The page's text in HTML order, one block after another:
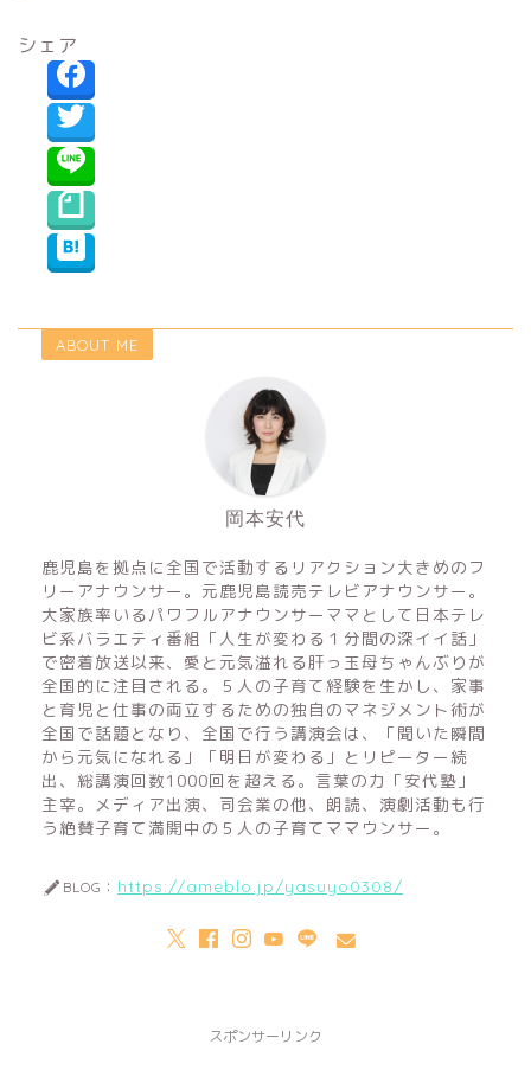
シェア
ABOUT ME
岡本安代
鹿児島を拠点に全国で活動するリアクション大きめのフ
リーアナウンサー。元鹿児島読売テレビアナウンサー。
大家族率いるパワフルアナウンサーママとして日本テレ
ビ系バラエティ番組「人生が変わる１分間の深イイ話」
で密着放送以来、愛と元気溢れる肝っ玉母ちゃんぶりが
全国的に注目される。５人の子育て経験を生かし、家事
と育児と仕事の両立するための独自のマネジメント術が
全国で話題となり、全国で行う講演会は、「聞いた瞬間
から元気になれる」「明日が変わる」とリピーター続
出、総講演回数1000回を超える。言葉の力「安代塾」
主宰。メディア出演、司会業の他、朗読、演劇活動も行
う絶賛子育て満開中の５人の子育てママウンサー。
BLOG： https://ameblo.jp/yasuyo0308/
スポンサーリンク